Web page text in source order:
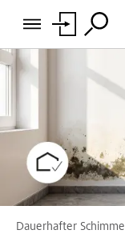
Dauerhafter